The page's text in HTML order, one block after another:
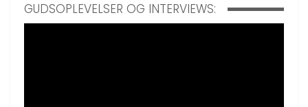
GUDSOPLEVELSER OG INTERVIEWS: